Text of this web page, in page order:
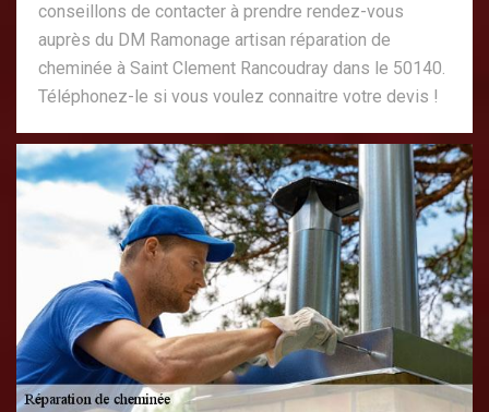
conseillons de contacter à prendre rendez-vous
auprès du DM Ramonage artisan réparation de
cheminée à Saint Clement Rancoudray dans le 50140.
Téléphonez-le si vous voulez connaitre votre devis !